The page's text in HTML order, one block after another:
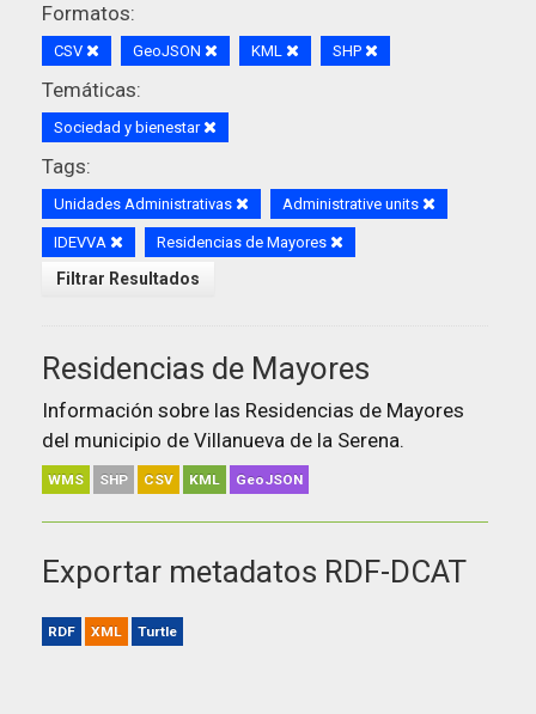
Formatos:
CSV GeoJSON KML SHP
Temáticas:
Sociedad y bienestar
Tags:
Unidades Administrativas Administrative units
IDEVVA Residencias de Mayores
Filtrar Resultados
Residencias de Mayores
Información sobre las Residencias de Mayores
del municipio de Villanueva de la Serena.
WMS SHP CSV KML GeoJSON
Exportar metadatos RDF-DCAT
RDF XML Turtle